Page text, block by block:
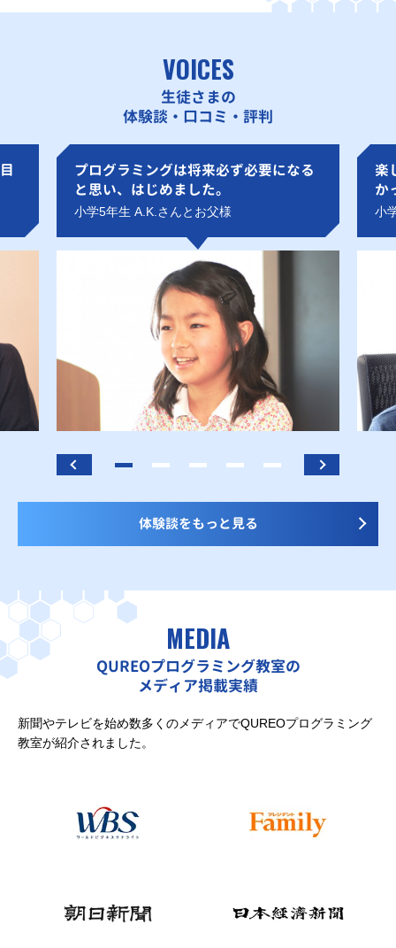
VOICES
生徒さまの
体験談・口コミ・評判
プログラミングは将来必ず必要になる
と思い、はじめました。
小学5年生 A.K.さんとお父様
楽
か
小
体験談をもっと見る
MEDIA
QUREOプログラミング教室の
メディア掲載実績
新聞やテレビを始め数多くのメディアでQUREOプログラミング
教室が紹介されました。